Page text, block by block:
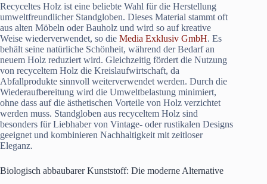
Recyceltes Holz ist eine beliebte Wahl für die Herstellung
umweltfreundlicher Standgloben. Dieses Material stammt oft
aus alten Möbeln oder Bauholz und wird so auf kreative
Weise wiederverwendet, so die Media Exklusiv GmbH. Es
behält seine natürliche Schönheit, während der Bedarf an
neuem Holz reduziert wird. Gleichzeitig fördert die Nutzung
von recyceltem Holz die Kreislaufwirtschaft, da
Abfallprodukte sinnvoll weiterverwendet werden. Durch die
Wiederaufbereitung wird die Umweltbelastung minimiert,
ohne dass auf die ästhetischen Vorteile von Holz verzichtet
werden muss. Standgloben aus recyceltem Holz sind
besonders für Liebhaber von Vintage- oder rustikalen Designs
geeignet und kombinieren Nachhaltigkeit mit zeitloser
Eleganz.
Biologisch abbaubarer Kunststoff: Die moderne Alternative